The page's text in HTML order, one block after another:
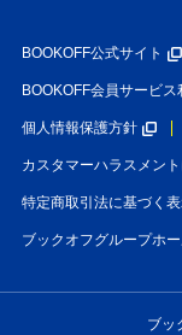
BOOKOFF公式サイト
BOOKOFF会員サービス
個人情報保護方針
カスタマーハラスメン
特定商取引法に基づく
ブックオフグループホ
ブッ